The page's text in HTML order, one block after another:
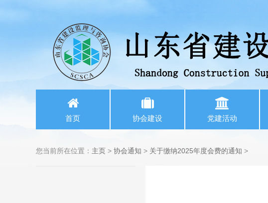
首页 协会建设 党建活动
您当前所在位置： 主页 > 协会通知 > 关于缴纳2025年度会费的通知 >